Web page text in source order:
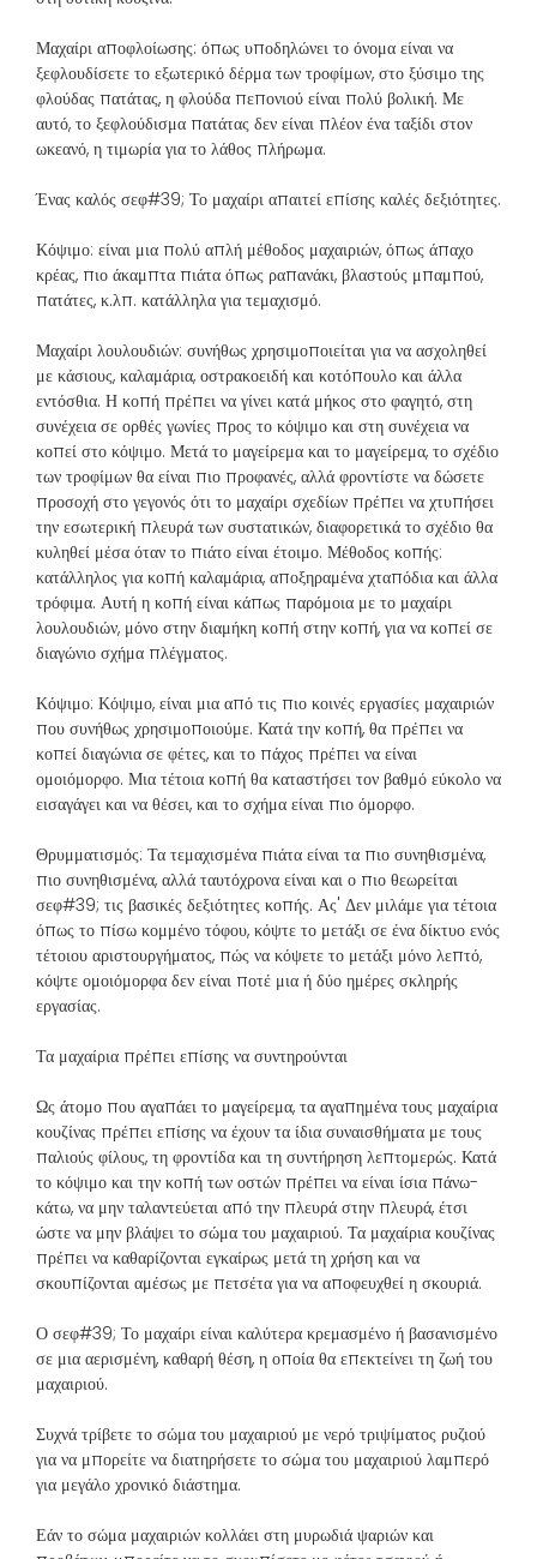
Μαχαίρι αποφλοίωσης: όπως υποδηλώνει το όνομα είναι να
ξεφλουδίσετε το εξωτερικό δέρμα των τροφίμων, στο ξύσιμο της
φλούδας πατάτας, η φλούδα πεπονιού είναι πολύ βολική. Με
αυτό, το ξεφλούδισμα πατάτας δεν είναι πλέον ένα ταξίδι στον
ωκεανό, η τιμωρία για το λάθος πλήρωμα.
Ένας καλός σεφ#39; Το μαχαίρι απαιτεί επίσης καλές δεξιότητες.
Κόψιμο: είναι μια πολύ απλή μέθοδος μαχαιριών, όπως άπαχο
κρέας, πιο άκαμπτα πιάτα όπως ραπανάκι, βλαστούς μπαμπού,
πατάτες, κ.λπ. κατάλληλα για τεμαχισμό.
Μαχαίρι λουλουδιών: συνήθως χρησιμοποιείται για να ασχοληθεί
με κάσιους, καλαμάρια, οστρακοειδή και κοτόπουλο και άλλα
εντόσθια. Η κοπή πρέπει να γίνει κατά μήκος στο φαγητό, στη
συνέχεια σε ορθές γωνίες προς το κόψιμο και στη συνέχεια να
κοπεί στο κόψιμο. Μετά το μαγείρεμα και το μαγείρεμα, το σχέδιο
των τροφίμων θα είναι πιο προφανές, αλλά φροντίστε να δώσετε
προσοχή στο γεγονός ότι το μαχαίρι σχεδίων πρέπει να χτυπήσει
την εσωτερική πλευρά των συστατικών, διαφορετικά το σχέδιο θα
κυληθεί μέσα όταν το πιάτο είναι έτοιμο. Μέθοδος κοπής:
κατάλληλος για κοπή καλαμάρια, αποξηραμένα χταπόδια και άλλα
τρόφιμα. Αυτή η κοπή είναι κάπως παρόμοια με το μαχαίρι
λουλουδιών, μόνο στην διαμήκη κοπή στην κοπή, για να κοπεί σε
διαγώνιο σχήμα πλέγματος.
Κόψιμο: Κόψιμο, είναι μια από τις πιο κοινές εργασίες μαχαιριών
που συνήθως χρησιμοποιούμε. Κατά την κοπή, θα πρέπει να
κοπεί διαγώνια σε φέτες, και το πάχος πρέπει να είναι
ομοιόμορφο. Μια τέτοια κοπή θα καταστήσει τον βαθμό εύκολο να
εισαγάγει και να θέσει, και το σχήμα είναι πιο όμορφο.
Θρυμματισμός: Τα τεμαχισμένα πιάτα είναι τα πιο συνηθισμένα,
πιο συνηθισμένα, αλλά ταυτόχρονα είναι και ο πιο θεωρείται
σεφ#39; τις βασικές δεξιότητες κοπής. Ας' Δεν μιλάμε για τέτοια
όπως το πίσω κομμένο τόφου, κόψτε το μετάξι σε ένα δίκτυο ενός
τέτοιου αριστουργήματος, πώς να κόψετε το μετάξι μόνο λεπτό,
κόψτε ομοιόμορφα δεν είναι ποτέ μια ή δύο ημέρες σκληρής
εργασίας.
Τα μαχαίρια πρέπει επίσης να συντηρούνται
Ως άτομο που αγαπάει το μαγείρεμα, τα αγαπημένα τους μαχαίρια
κουζίνας πρέπει επίσης να έχουν τα ίδια συναισθήματα με τους
παλιούς φίλους, τη φροντίδα και τη συντήρηση λεπτομερώς. Κατά
το κόψιμο και την κοπή των οστών πρέπει να είναι ίσια πάνω-
κάτω, να μην ταλαντεύεται από την πλευρά στην πλευρά, έτσι
ώστε να μην βλάψει το σώμα του μαχαιριού. Τα μαχαίρια κουζίνας
πρέπει να καθαρίζονται εγκαίρως μετά τη χρήση και να
σκουπίζονται αμέσως με πετσέτα για να αποφευχθεί η σκουριά.
Ο σεφ#39; Το μαχαίρι είναι καλύτερα κρεμασμένο ή βασανισμένο
σε μια αερισμένη, καθαρή θέση, η οποία θα επεκτείνει τη ζωή του
μαχαιριού.
Συχνά τρίβετε το σώμα του μαχαιριού με νερό τριψίματος ρυζιού
για να μπορείτε να διατηρήσετε το σώμα του μαχαιριού λαμπερό
για μεγάλο χρονικό διάστημα.
Εάν το σώμα μαχαιριών κολλάει στη μυρωδιά ψαριών και